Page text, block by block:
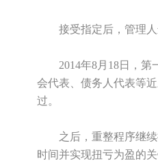
接受指定后，管理人
2014年8月18日，第
会代表、债务人代表等
过。
之后，重整程序继续
时间并实现扭亏为盈的